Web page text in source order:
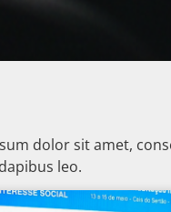
dolor sit amet,
leo.